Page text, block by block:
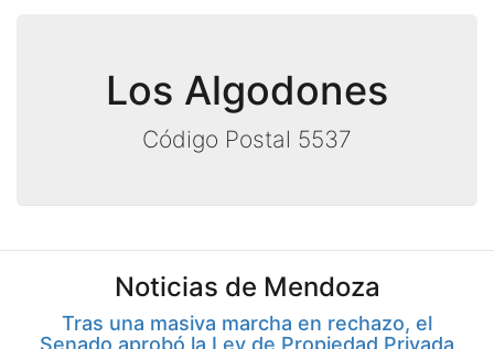
Los Algodones
Código Postal 5537
Noticias de Mendoza
Tras una masiva marcha en rechazo, el
Senado aprobó la Ley de Propiedad Privada